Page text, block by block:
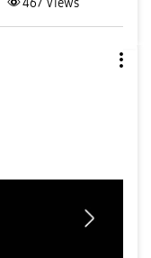
467Views